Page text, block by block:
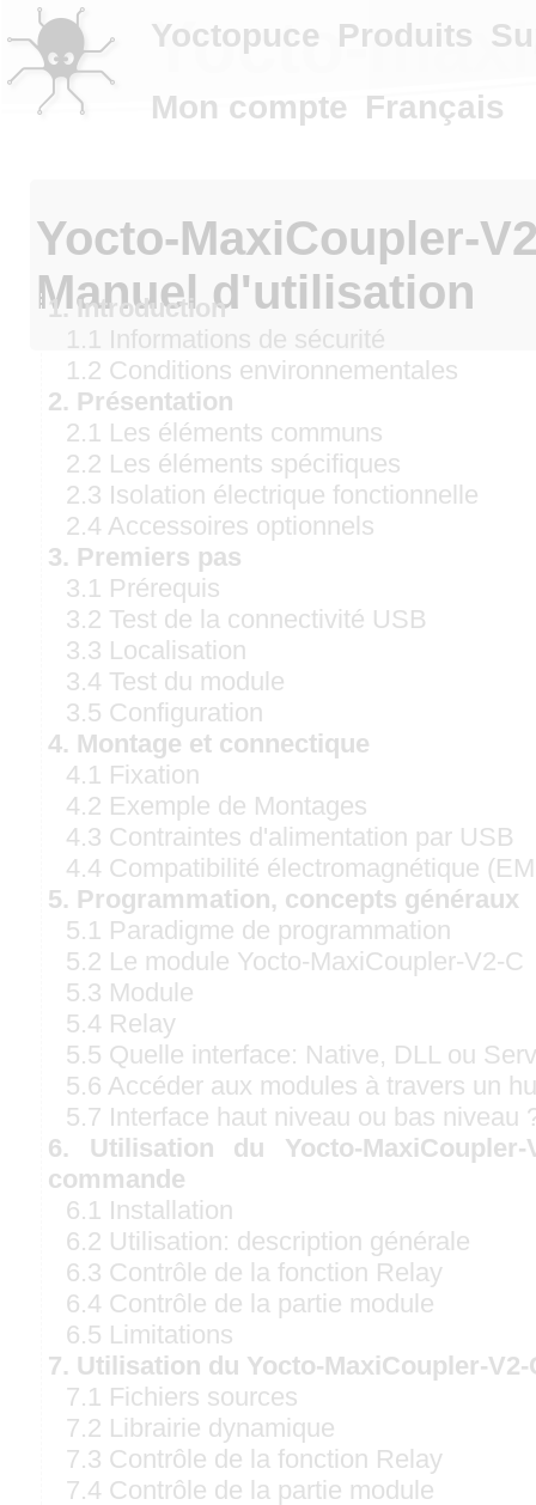
Yocto-
Yocto-
Manuel d'utilisation
1. Introduction
1.1 Informations de sécurité
1.2 Conditions environnementales
2. Présentation
2.1 Les éléments communs
2.2 Les éléments spécifiques
2.3 Isolation électrique fonctionnelle
2.4 Accessoires optionnels
3. Premiers pas
3.1 Prérequis
3.2 Test de la connectivité USB
3.3 Localisation
3.4 Test du module
3.5 Configuration
4. Montage et connectique
4.1 Fixation
4.2 Exemple de Montages
4.3 Contraintes d'alimentation par USB
4.4 Compatibilité électromagnétique
5. Programmation, concepts généraux
5.1 Paradigme de programmation
5.2 Le module Yocto-MaxiCoupler-V2-C
5.3 Module
5.4 Relay
5.5 Quelle interface: Native, DLL ou
5.6 Accéder aux modules à travers un
5.7 Interface haut niveau ou bas niveau
6. Utilisation du Yocto-
commande
6.1 Installation
6.2 Utilisation: description générale
6.3 Contrôle de la fonction Relay
6.4 Contrôle de la partie module
6.5 Limitations
7. Utilisation du Yocto-MaxiCoupler-
7.1 Fichiers sources
7.2 Librairie dynamique
7.3 Contrôle de la fonction Relay
7.4 Contrôle de la partie module
Yoctopuce Produits
Mon compte Français